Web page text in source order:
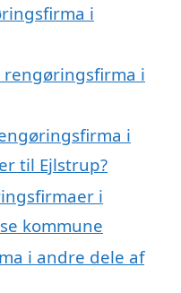
i
i
i
til Ejlstrup?
i
kommune
i andre dele af